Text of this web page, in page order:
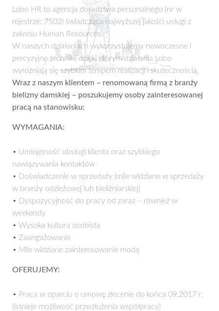
Lobo HR to agencja doradztwa personalnego (nr w
rejestrze: 7502) świadcząca najwyższej jakości usługi z
zakresu Human Resources.
W naszych działaniach wykorzystujemy nowoczesne i
precyzyjne techniki, dzięki którym działania Lobo
wyróżniają się szybkim tempem realizacji i skutecznością.
Wraz z naszym klientem – renomowaną firmą z branży
bielizny damskiej – poszukujemy osoby zainteresowanej
pracą na stanowisku:
WYMAGANIA:
• Umiejętność obsługi klienta oraz szybkiego
nawiązywania kontaktów
• Doświadczenie w sprzedaży (mile widziane w sprzedaży
w branży odzieżowej lub bieliźniarskiej)
• Dyspozycyjność do pracy od zaraz – również w
weekendy
• Wysoka kultura osobista
• Zaangażowanie
• Mile widziane zainteresowanie modą
OFERUJEMY:
• Praca w oparciu o umowę zlecenie do końca 09.2017 r.
(istnieje możliwość przedłużenia współpracy)